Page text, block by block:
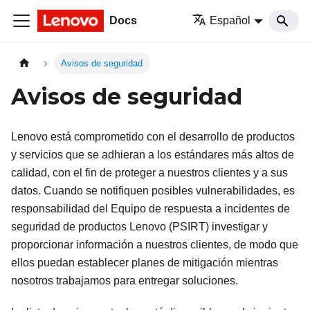
Docs Español
Avisos de seguridad
Avisos de seguridad
Lenovo está comprometido con el desarrollo de productos
y servicios que se adhieran a los estándares más altos de
calidad, con el fin de proteger a nuestros clientes y a sus
datos. Cuando se notifiquen posibles vulnerabilidades, es
responsabilidad del Equipo de respuesta a incidentes de
seguridad de productos Lenovo (PSIRT) investigar y
proporcionar información a nuestros clientes, de modo que
ellos puedan establecer planes de mitigación mientras
nosotros trabajamos para entregar soluciones.